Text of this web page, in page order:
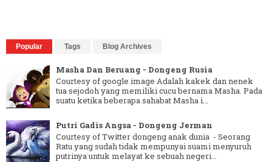
Popular Tags Blog Archives
Masha Dan Beruang - Dongeng Rusia
Courtesy of google image Adalah kakek dan nenek
tua sejodoh yang memiliki cucu bernama Masha. Pada
suatu ketika beberapa sahabat Masha i...
Putri Gadis Angsa - Dongeng Jerman
Courtesy of Twitter dongeng anak dunia - Seorang
Ratu yang sudah tidak mempunyai suami menyuruh
putrinya untuk melayat ke sebuah negeri...